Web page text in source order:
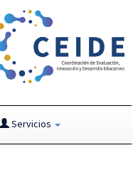
Servicios